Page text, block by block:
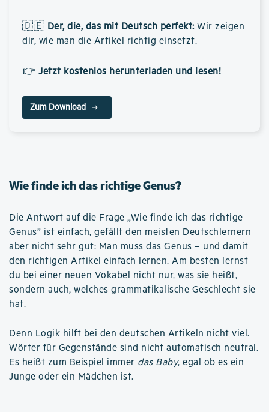
🇩🇪 Der, die, das mit Deutsch perfekt: Wir zeigen
dir, wie man die Artikel richtig einsetzt.
👉 Jetzt kostenlos herunterladen und lesen!
Zum Download
Wie finde ich das richtige Genus?
Die Antwort auf die Frage „Wie finde ich das richtige
Genus” ist einfach, gefällt den meisten Deutschlernern
aber nicht sehr gut: Man muss das Genus – und damit
den richtigen Artikel einfach lernen. Am besten lernst
du bei einer neuen Vokabel nicht nur, was sie heißt,
sondern auch, welches grammatikalische Geschlecht sie
hat.
Denn Logik hilft bei den deutschen Artikeln nicht viel.
Wörter für Gegenstände sind nicht automatisch neutral.
Es heißt zum Beispiel immer das Baby, egal ob es ein
Junge oder ein Mädchen ist.